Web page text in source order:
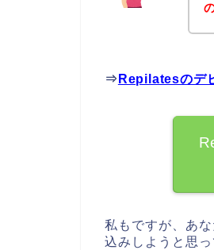
⇒ Repilatesのデ
私もですが、あ
込みしようと思